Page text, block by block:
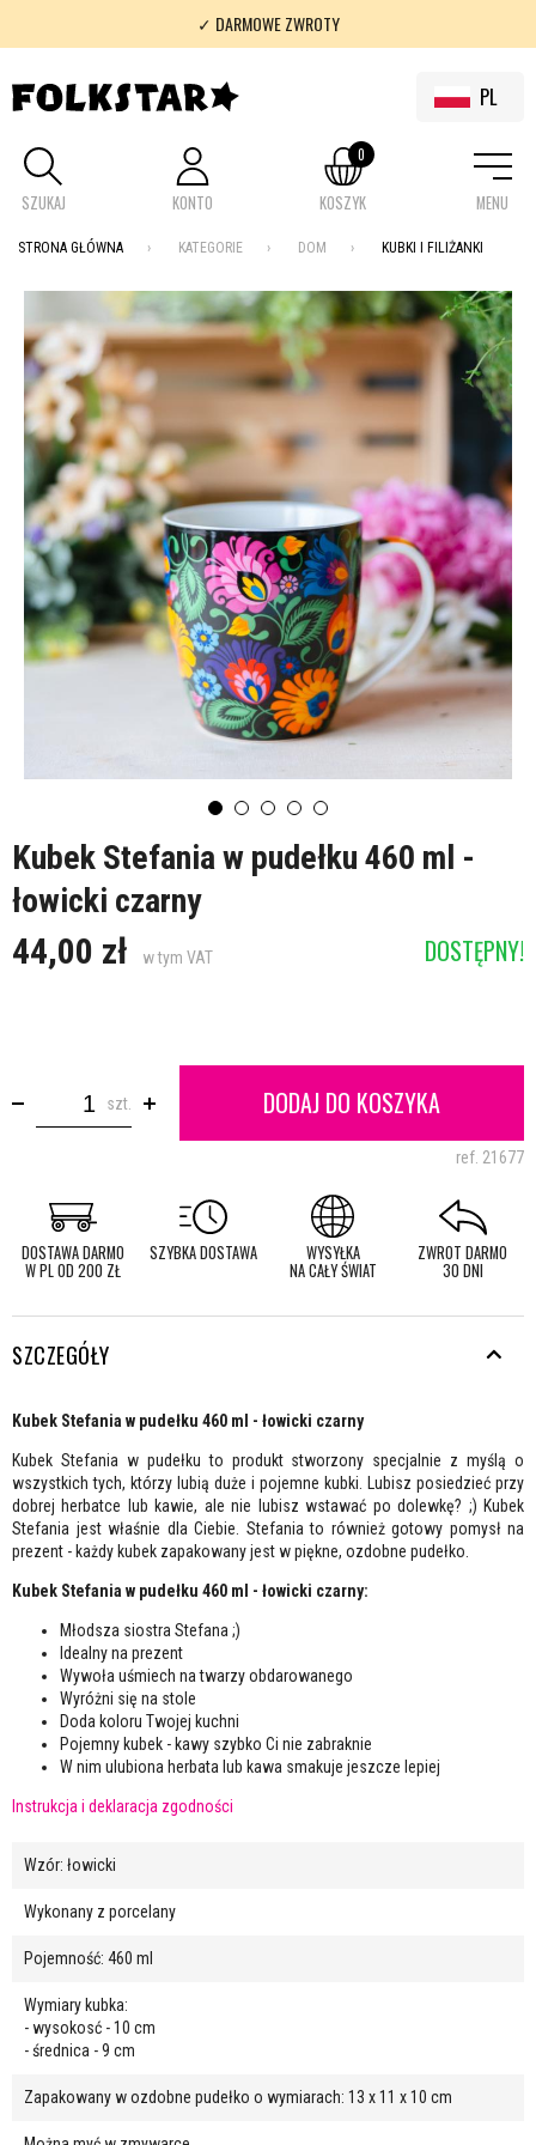
✓ DARMOWE ZWROTY
✓ 100% FOLKLOR
PL
SZUKAJ KONTO KOSZYK
0
MENU
STRONA GŁÓWNA KATEGORIE DOM KUBKI I FILIŻANKI
Kubek Stefania w pudełku 460 ml -
łowicki czarny
44,00 zł w tym VAT DOSTĘPNY!
szt. DODAJ DO KOSZYKA
ref. 21677
DOSTAWA DARMO
W PL OD 200 ZŁ
SZYBKA DOSTAWA WYSYŁKA
NA CAŁY ŚWIAT
ZWROT DARMO
30 DNI
SZCZEGÓŁY
Kubek Stefania w pudełku 460 ml - łowicki czarny
Kubek Stefania w pudełku to produkt stworzony specjalnie z myślą o
wszystkich tych, którzy lubią duże i pojemne kubki. Lubisz posiedzieć przy
dobrej herbatce lub kawie, ale nie lubisz wstawać po dolewkę? ;) Kubek
Stefania jest właśnie dla Ciebie. Stefania to również gotowy pomysł na
prezent - każdy kubek zapakowany jest w piękne, ozdobne pudełko.
Kubek Stefania w pudełku 460 ml - łowicki czarny:
Młodsza siostra Stefana ;)
Idealny na prezent
Wywoła uśmiech na twarzy obdarowanego
Wyróżni się na stole
Doda koloru Twojej kuchni
Pojemny kubek - kawy szybko Ci nie zabraknie
W nim ulubiona herbata lub kawa smakuje jeszcze lepiej
Instrukcja i deklaracja zgodności
Wzór: łowicki
Wykonany z porcelany
Pojemność: 460 ml
Wymiary kubka:
- wysokosć - 10 cm
- średnica - 9 cm
Zapakowany w ozdobne pudełko o wymiarach: 13 x 11 x 10 cm